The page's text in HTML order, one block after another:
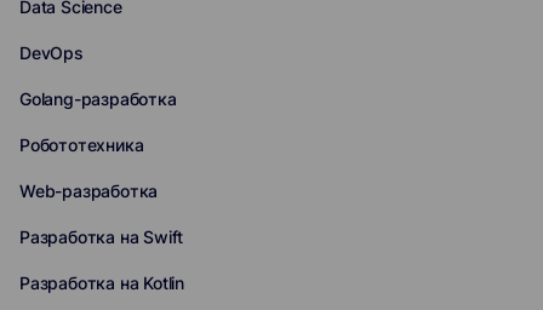
Data Science
DevOps
Golang-разработка
Робототехника
Web-разработка
Разработка на Swift
Разработка на Kotlin